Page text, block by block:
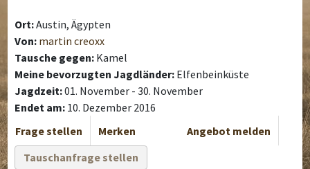
Ort:Austin, Ägypten
Von: martin creoxx
Tausche gegen: Kamel
Meine bevorzugten Jagdländer: Elfenbeinküste
Jagdzeit:01. November - 30. November
Endet am: 10. Dezember 2016
Frage stellen
Merken
Angebot melden
Tauschanfrage stellen